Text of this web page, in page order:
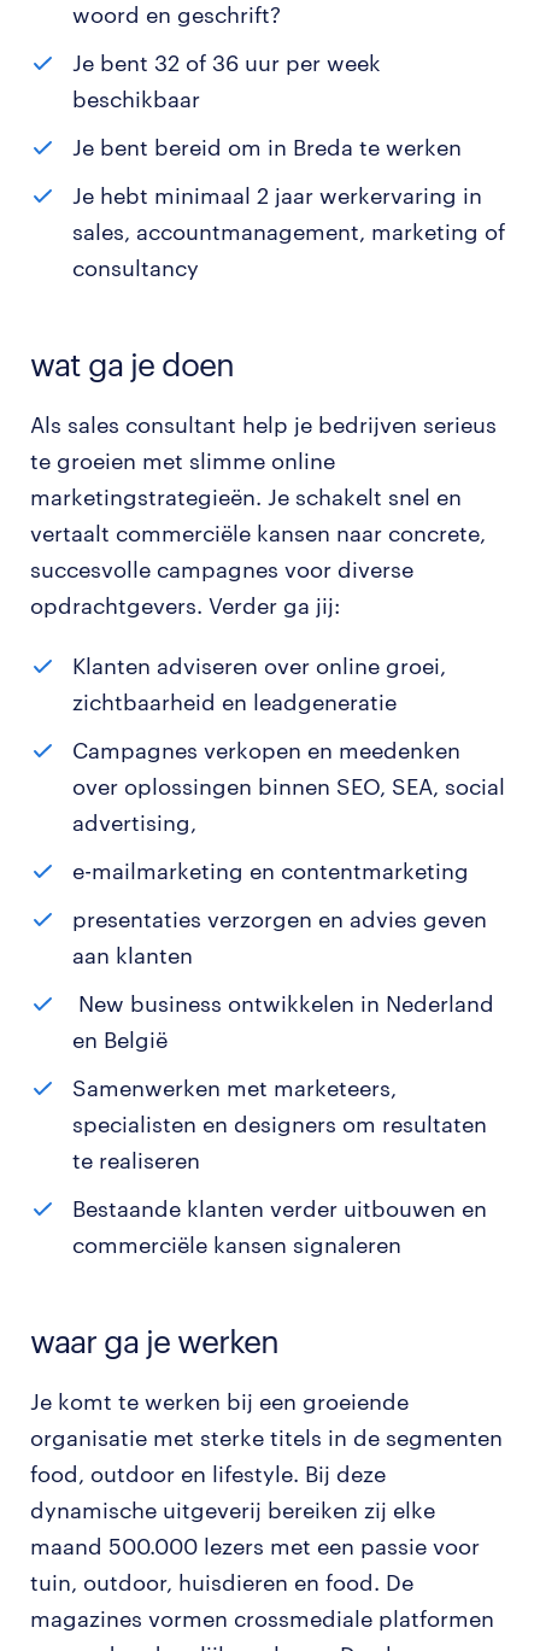
woord en geschrift?
Je bent 32 of 36 uur per week
beschikbaar
Je bent bereid om in Breda te werken
Je hebt minimaal 2 jaar werkervaring in
sales, accountmanagement, marketing of
consultancy
wat ga je doen
Als sales consultant help je bedrijven serieus
te groeien met slimme online
marketingstrategieën. Je schakelt snel en
vertaalt commerciële kansen naar concrete,
succesvolle campagnes voor diverse
opdrachtgevers. Verder ga jij:
Klanten adviseren over online groei,
zichtbaarheid en leadgeneratie
Campagnes verkopen en meedenken
over oplossingen binnen SEO, SEA, social
advertising,
e-mailmarketing en contentmarketing
presentaties verzorgen en advies geven
aan klanten
New business ontwikkelen in Nederland
en België
Samenwerken met marketeers,
specialisten en designers om resultaten
te realiseren
Bestaande klanten verder uitbouwen en
commerciële kansen signaleren
waar ga je werken
Je komt te werken bij een groeiende
organisatie met sterke titels in de segmenten
food, outdoor en lifestyle. Bij deze
dynamische uitgeverij bereiken zij elke
maand 500.000 lezers met een passie voor
tuin, outdoor, huisdieren en food. De
magazines vormen crossmediale platformen